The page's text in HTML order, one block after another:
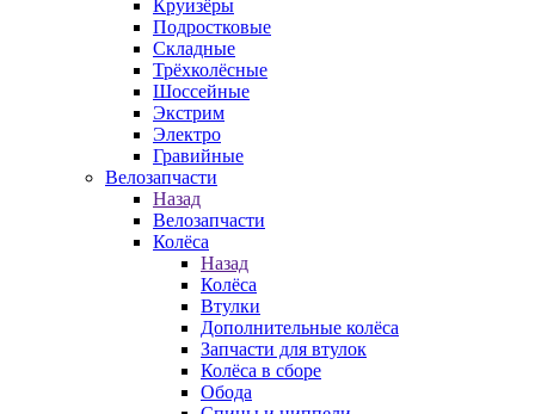
Круизёры
Подростковые
Складные
Трёхколёсные
Шоссейные
Экстрим
Электро
Гравийные
Велозапчасти
Назад
Велозапчасти
Колёса
Назад
Колёса
Втулки
Дополнительные колёса
Запчасти для втулок
Колёса в сборе
Обода